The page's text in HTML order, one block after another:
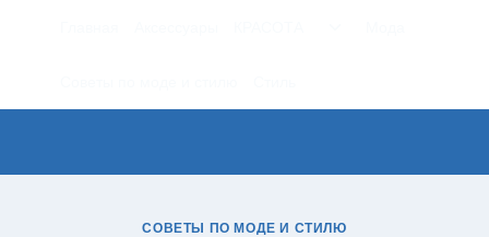
СОВЕТЫ ПО МОДЕ И СТИЛЮ